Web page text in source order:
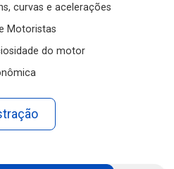
curvas e acelerações
Motoristas
do motor